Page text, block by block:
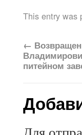
This entry was
←
питейном